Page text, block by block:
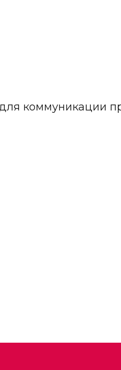
коммуникации